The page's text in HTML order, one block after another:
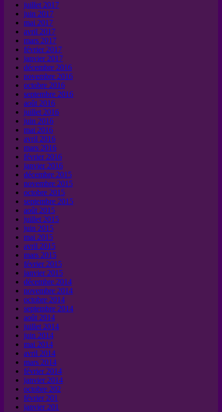
juillet 2017
juin 2017
mai 2017
avril 2017
mars 2017
février 2017
janvier 2017
décembre 2016
novembre 2016
octobre 2016
septembre 2016
août 2016
juillet 2016
juin 2016
mai 2016
avril 2016
mars 2016
février 2016
janvier 2016
décembre 2015
novembre 2015
octobre 2015
septembre 2015
août 2015
juillet 2015
juin 2015
mai 2015
avril 2015
mars 2015
février 2015
janvier 2015
décembre 2014
novembre 2014
octobre 2014
septembre 2014
août 2014
juillet 2014
juin 2014
mai 2014
avril 2014
mars 2014
février 2014
janvier 2014
octobre 202
février 201
janvier 201